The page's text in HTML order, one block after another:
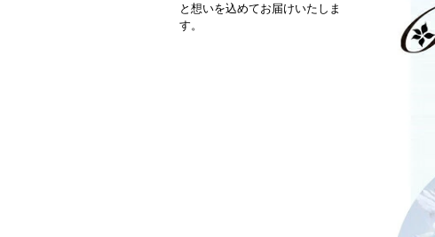
と想いを込めてお届けいたしま
す。